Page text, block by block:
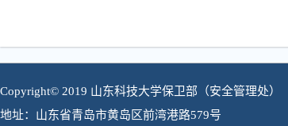
Copyright© 2019 山东科技大学保卫部（安全管理处）
地址：山东省青岛市黄岛区前湾港路579号